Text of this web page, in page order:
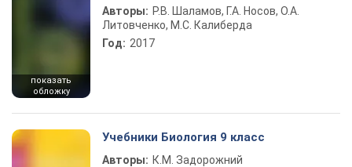
показать
обложку
Авторы: Р.В. Шаламов, Г.А. Носов, О.А.
Литовченко, М.С. Калиберда
Год: 2017
Учебники Биология 9 класс
Авторы: К.М. Задорожний